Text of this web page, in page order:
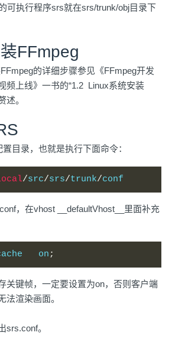
可执行程序srs就在srs/trunk/obj目录下
FFmpeg
的详细步骤参见《FFmpeg开发
频上线》一书的“1.2 Linux系统安装
述。
目录，也就是执行下面命令：
/src/srs/trunk/conf
，在vhost __defaultVhost__里面补充
on ;
关键帧，一定要设置为on，否则客户端
法渲染画面。
srs.conf。